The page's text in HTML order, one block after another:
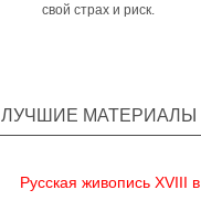
свой страх и риск.
ЛУЧШИЕ МАТЕРИАЛЫ
Русская живопись XVIII в